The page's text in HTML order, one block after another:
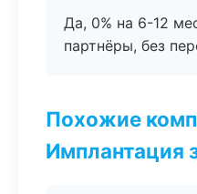
Да, 0% на 6-12
партнёры, без
Похожие
Имплантация